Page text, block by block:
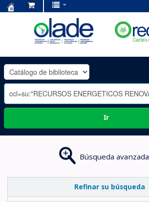
OLADE
-
Ir
Búsqueda avanzada
Refinar su búsqueda